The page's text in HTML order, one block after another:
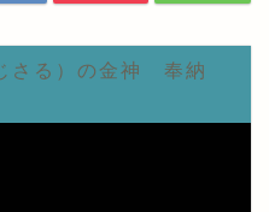
さる）の金神 奉納